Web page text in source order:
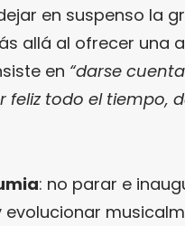
en suspenso la
allá al ofrecer una
en “darse
feliz todo el tiempo,
: no parar e